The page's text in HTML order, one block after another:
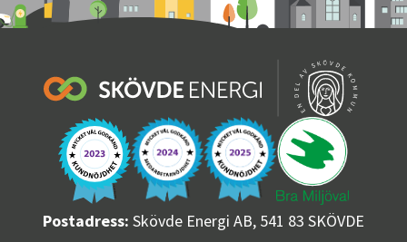
Postadress: Skövde Energi AB, 541 83 SKÖVDE